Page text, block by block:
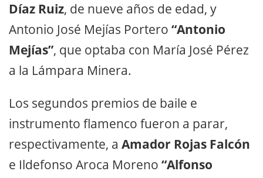
Díaz Ruiz, de nueve años de edad, y
Antonio José Mejías Portero “Antonio
Mejías”, que optaba con María José Pérez
a la Lámpara Minera.
Los segundos premios de baile e
instrumento flamenco fueron a parar,
respectivamente, a Amador Rojas Falcón
e Ildefonso Aroca Moreno “Alfonso